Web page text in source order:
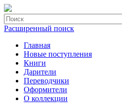
Расширенный поиск
Главная
Новые поступления
Книги
Дарители
Переводчики
Оформители
О коллекции